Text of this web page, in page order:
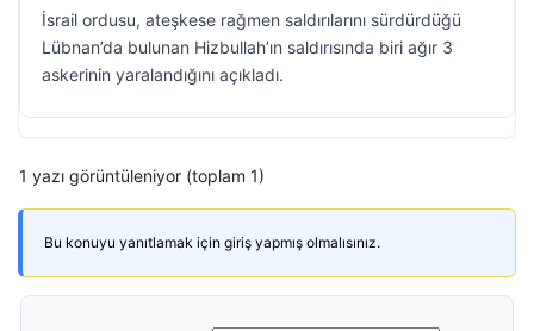
İsrail ordusu, ateşkese rağmen saldırılarını sürdürdüğü
Lübnan’da bulunan Hizbullah’ın saldırısında biri ağır 3
askerinin yaralandığını açıkladı.
1 yazı görüntüleniyor (toplam 1)
Bu konuyu yanıtlamak için giriş yapmış olmalısınız.